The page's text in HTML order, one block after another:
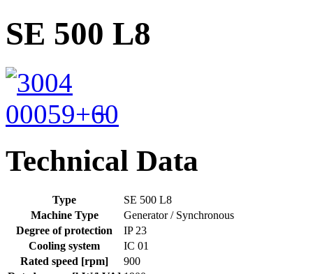
SE 500 L8
+
Technical Data
Type
SE 500 L8
Machine Type
Generator / Synchronous
Degree of protection
IP 23
Cooling system
IC 01
Rated speed [rpm]
900